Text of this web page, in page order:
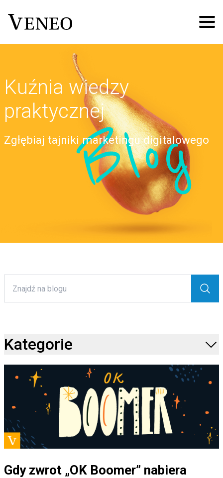
Kuźnia wiedzy
praktycznej
Zgłębiaj tajniki marketingu digitalowego
Blog
Gdy zwrot „OK Boomer” nabiera
Kategorie